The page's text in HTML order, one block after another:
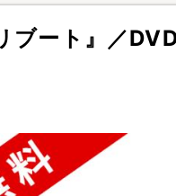
ブート』／